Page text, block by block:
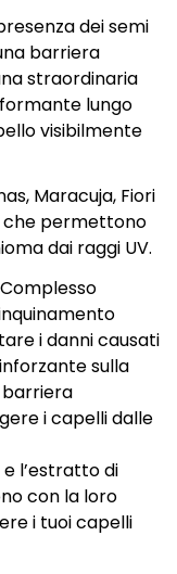
dei semi
barriera
straordinaria
lungo
visibilmente
Maracuja, Fiori
che permettono
dai raggi UV.
i danni causati
sulla
barriera
i capelli dalle
l’estratto di
con la loro
i tuoi capelli